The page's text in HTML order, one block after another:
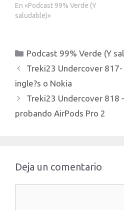
Mallorca logra juntar
hidrogeno con gas Las
canal de Telegram de la
Red23 (Treki23
En «Podcast 99% Verde (Y
saludable)»
Categorías
Podcast 99% Verde (Y
Treki23 Undercover
ingle?s o Nokia
Treki23 Undercover 818
probando AirPods Pro 2
Deja un comentario